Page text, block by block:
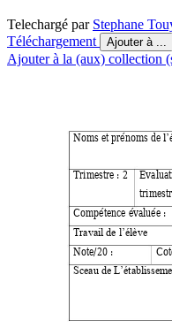
Telechargé par Stephane
Téléchargement
Ajouter à ...
Ajouter à la (aux) collection
Noms et prénoms de
Trimestre : 2
Compétence évaluée :
Travail de l’élève
Note/20 :
Sceau de